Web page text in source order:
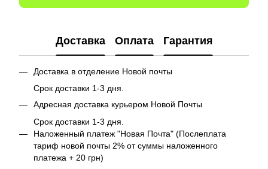
Доставка Оплата Гарантия
Доставка в отделение Новой почты
Срок доставки 1-3 дня.
Адресная доставка курьером Новой Почты
Срок доставки 1-3 дня.
Наложенный платеж "Новая Почта" (Послеплата
тариф новой почты 2% от суммы наложенного
платежа + 20 грн)